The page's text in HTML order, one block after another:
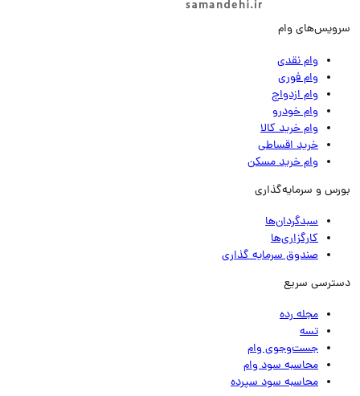
وام
وام نقدی
وام فوری
وام ازدواج
وام خودرو
وام خرید کالا
خرید اقساطی
وام خرید مسکن
و سرمایه‌گذاری
سبدگردان‌ها
کارگزاری‌ها
صندوق سرمایه گذاری
سریع
مجله رده
تسه
جست‌وجوی وام
محاسبه سود وام
محاسبه سود سپرده